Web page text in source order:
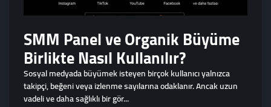
SMM Panel ve Organik Büyüme
Birlikte Nasıl Kullanılır?
Sosyal medyada büyümek isteyen birçok kullanıcı yalnızca
takipçi, beğeni veya izlenme sayılarına odaklanır. Ancak uzun
vadeli ve daha sağlıklı bir gör...